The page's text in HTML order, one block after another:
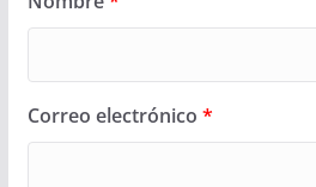
Correo electrónico *